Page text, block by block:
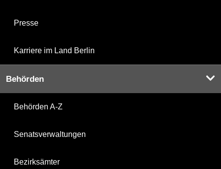
Presse
Karriere im Land Berlin
Behörden
Behörden A-Z
Senatsverwaltungen
Bezirksämter